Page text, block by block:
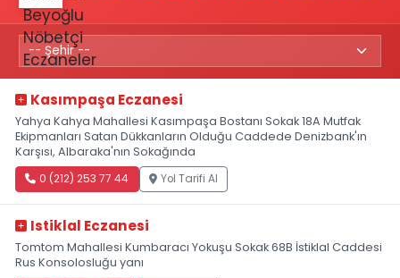
Kasımpaşa Eczanesi
Yahya Kahya Mahallesi Kasımpaşa Bostanı Sokak 18A Mutfak
Ekipmanları Satan Dükkanların Olduğu Caddede Denizbank'ın
Karşısı, Albaraka'nın Sokağında
0 (212) 253 77 44 Yol Tarifi Al
Istiklal Eczanesi
Tomtom Mahallesi Kumbaracı Yokuşu Sokak 68B İstiklal Caddesi
Rus Konsolosluğu yanı